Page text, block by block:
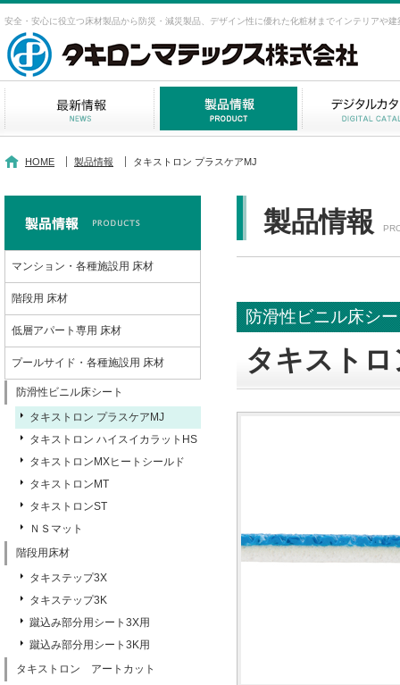
安全・安心に役立つ床材製品から防災・減災製品、デザイン性に優れた化粧材までインテリアや
HOME 製品情報 タキストロン プラスケアMJ
製品情報
防滑性ビニル床シ
タキスト
マンション・各種施設用 床材
階段用 床材
低層アパート専用 床材
プールサイド・各種施設用 床材
防滑性ビニル床シート
タキストロン プラスケアMJ
タキストロン ハイスイカラットHS
タキストロンMXヒートシールド
タキストロンMT
タキストロンST
ＮＳマット
階段用床材
タキステップ3X
タキステップ3K
蹴込み部分用シート3X用
蹴込み部分用シート3K用
タキストロン アートカット